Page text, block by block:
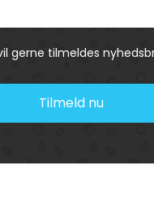
gerne tilmeldes
Tilmeld nu